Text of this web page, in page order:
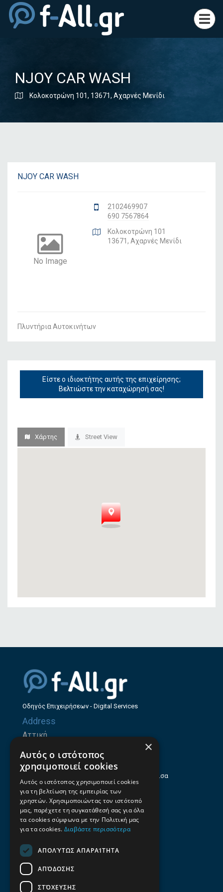
NJOY CAR WASH
Κολοκοτρώνη 101, 13671, Αχαρνές Μενίδι
NJOY CAR WASH
No Image
2102469907
690 7567864
Κολοκοτρώνη 101
13671, Αχαρνές Μενίδι
Πλυντήρια Αυτοκινήτων
Είστε ο ιδιοκτήτης αυτής της επιχείρησης;
Βελτιώστε την καταχώρησή σας!
Χάρτης Street View
Οδηγός Επιχειρήσεων - Digital Services
Address
Αττική
Θεσσαλία
Ηρώων Πολυτεχνείου 214 (1ος Όροφος), Λάρισα
Επαγγελματικός οδηγός Λάρισας
Emails
Contacts
+30 2106100088
+30 2410533884
×
Αυτός ο ιστότοπος
χρησιμοποιεί cookies
Αυτός ο ιστότοπος χρησιμοποιεί cookies
για τη βελτίωση της εμπειρίας των
χρηστών. Χρησιμοποιώντας τον ιστότοπό
μας, παρέχετε τη συγκατάθεσή σας για όλα
τα cookies σύμφωνα με την Πολιτική μας
για τα cookies. Διαβάστε περισσότερα
ΑΠΟΛΎΤΩΣ ΑΠΑΡΑΊΤΗΤΑ
ΑΠΌΔΟΣΗΣ
ΣΤΌΧΕΥΣΗΣ